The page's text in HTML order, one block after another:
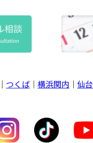
｜ つくば ｜ 横浜関内 ｜ 仙台